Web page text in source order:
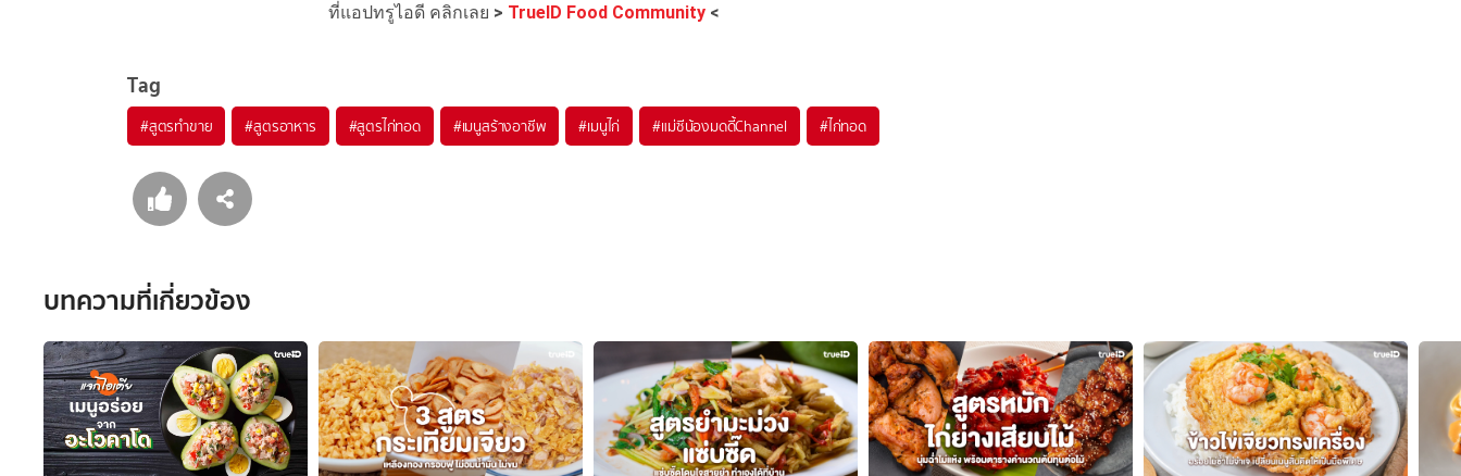
ที่แอปทรูไอดี คลิกเลย > TrueID Food Community <
Tag
#สูตรทำขาย #สูตรอาหาร #สูตรไก่ทอด #เมนูสร้างอาชีพ #เมนูไก่ #แม่ซีน้องมดดี้Channel #ไก่ทอด
บทความที่เกี่ยวข้อง